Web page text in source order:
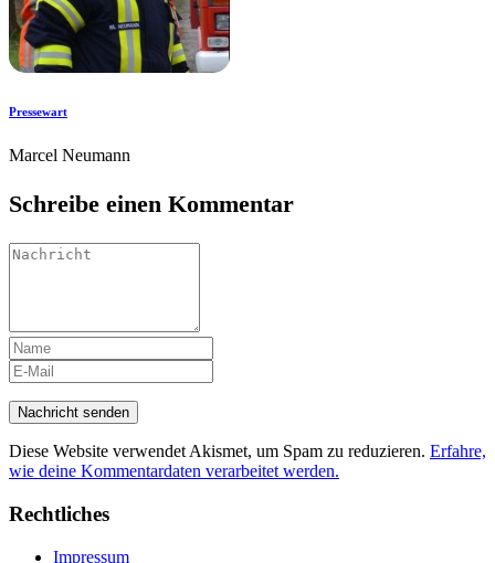
Pressewart
Marcel Neumann
Schreibe einen Kommentar
Diese Website verwendet Akismet, um Spam zu reduzieren. Erfahre,
wie deine Kommentardaten verarbeitet werden.
Rechtliches
Impressum